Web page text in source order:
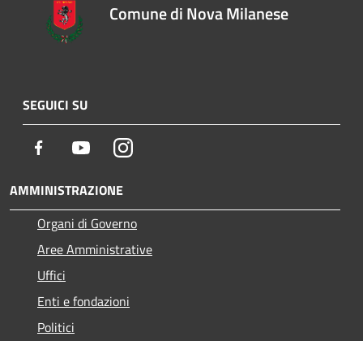
Comune di Nova Milanese
SEGUICI SU
Facebook YoutubeInstagram
AMMINISTRAZIONE
Organi di Governo
Aree Amministrative
Uffici
Enti e fondazioni
Politici